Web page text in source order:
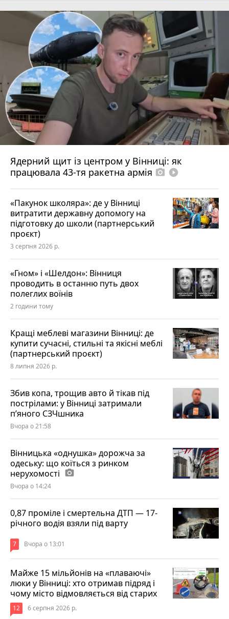
Ядерний щит із центром у Вінниці: як
працювала 43-тя ракетна армія photo_camera play_circle_filled
«Пакунок школяра»: де у Вінниці
витратити державну допомогу на
підготовку до школи (партнерський
проєкт)
3 серпня 2026 р.
«Гном» і «Шелдон»: Вінниця
проводить в останню путь двох
полеглих воїнів
2 години тому
Кращі меблеві магазини Вінниці: де
купити сучасні, стильні та якісні меблі
(партнерський проєкт)
8 липня 2026 р.
Збив копа, трощив авто й тікав під
пострілами: у Вінниці затримали
п’яного СЗЧшника
Вчора о 21:58
Вінницька «однушка» дорожча за
одеську: що коїться з ринком
нерухомості photo_camera
Вчора о 14:24
0,87 проміле і смертельна ДТП — 17-
річного водія взяли під варту
7 Вчора о 13:01
Майже 15 мільйонів на «плаваючі»
люки у Вінниці: хто отримав підряд і
чому місто відмовляється від старих
12 6 серпня 2026 р.